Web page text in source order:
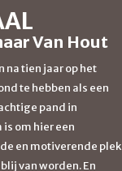
Van Hout
na tien jaar op het
te hebben als een
pand in
om hier een
en motiverende plek
van worden. En